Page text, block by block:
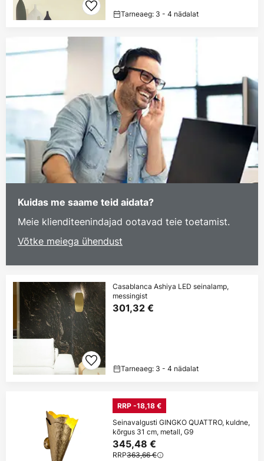
Tarneaeg: 3 - 4 nädalat
Kuidas me saame teid aidata?
Meie klienditeenindajad ootavad teie toetamist.
Võtke meiega ühendust
Casablanca Ashiya LED seinalamp,
messingist
301,32 €
Tarneaeg: 3 - 4 nädalat
RRP -18,18 €
Seinavalgusti GINGKO QUATTRO, kuldne,
kõrgus 31 cm, metall, G9
345,48 €
RRP363,66 €